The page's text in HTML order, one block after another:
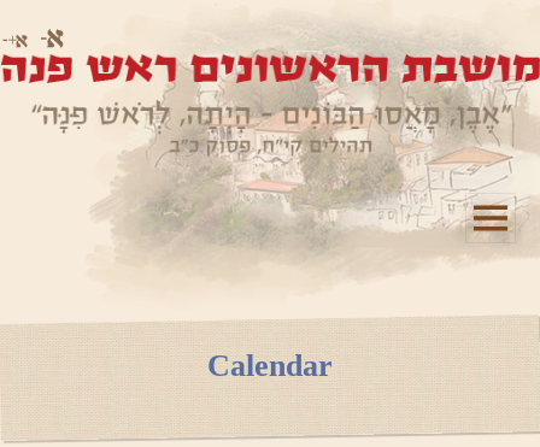
תפריטים
Calendar